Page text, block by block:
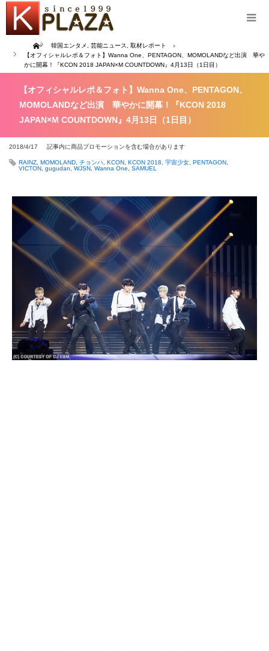
Home 韓国エンタメ 芸能ニュース
取材レポート
【オフィシャルレポ＆フォト】Wanna One、PENTAGON、MOMOLANDなど出演 華や
かに開幕！『KCON 2018 JAPAN×M COUNTDOWN』4月13日（1日目）
【オフィシャルレポ＆フォト】Wanna One、PENTAGON、
MOMOLANDなど出演 華やかに開幕！『KCON 2018
JAPAN×M COUNTDOWN』4月13日（1日目）
2018/4/17 記事内に商品プロモーションを含む場合があります
RAINZ MOMOLAND チョンハ KCON KCON 2018 宇宙少女 PENTAGON
VICTON gugudan WJSN Wanna One SAMUEL